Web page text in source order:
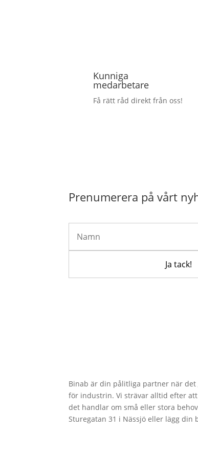
Kunniga
medarbetare
Få rätt råd direkt från oss!
Prenumerera på vårt
Binab är din pålitliga partner när
för industrin. Vi strävar alltid efter
det handlar om små eller stora
Sturegatan 31 i Nässjö eller lägg